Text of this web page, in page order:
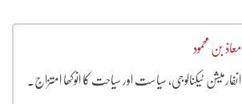
معاذ بن محمود
انفارمیشن ٹیکنالوجی، سیاست اور سیاحت کا انوکھا امتزاج۔